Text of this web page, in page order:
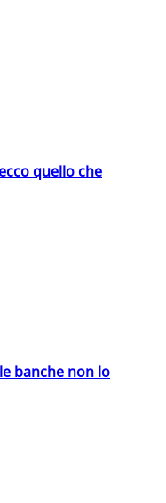
quello che
banche non lo